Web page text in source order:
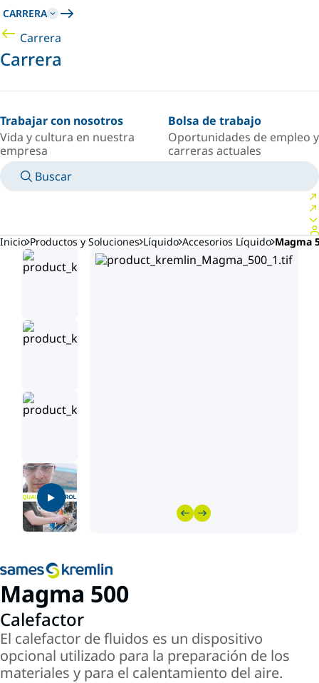
CARRERA
Carrera
Carrera
Trabajar con nosotros
Vida y cultura en nuestra
empresa
Bolsa de trabajo
Oportunidades de empleo y
carreras actuales
Buscar
Inicio Productos y Soluciones Líquido Accesorios Líquido Magma
Magma 500
Calefactor
El calefactor de fluidos es un dispositivo
opcional utilizado para la preparación de los
materiales y para el calentamiento del aire.